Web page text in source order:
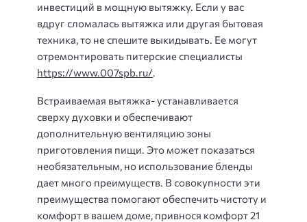
инвестиций в мощную вытяжку. Если у вас
вдруг сломалась вытяжка или другая бытовая
техника, то не спешите выкидывать. Ее могут
отремонтировать питерские специалисты
https://www.007spb.ru/.
Встраиваемая вытяжка- устанавливается
сверху духовки и обеспечивают
дополнительную вентиляцию зоны
приготовления пищи. Это может показаться
необязательным, но использование бленды
дает много преимуществ. В совокупности эти
преимущества помогают обеспечить чистоту и
комфорт в вашем доме, привнося комфорт 21